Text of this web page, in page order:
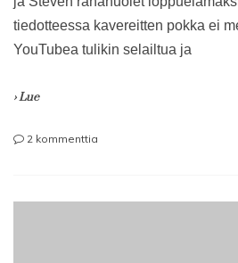
tiedotteessa kavereitten pokka ei
YouTubea tulikin selailtua ja
› Lue
2 kommenttia